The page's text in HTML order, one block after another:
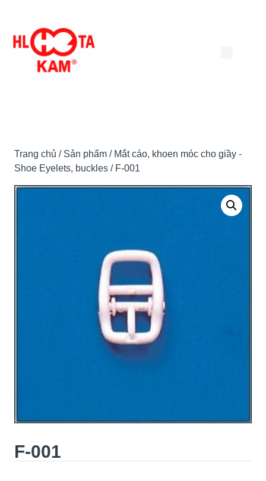
đến
Trang chủ / Sản phẩm / Mắt cáo, khoen móc cho giầy -
Shoe Eyelets, buckles / F-001
F-001